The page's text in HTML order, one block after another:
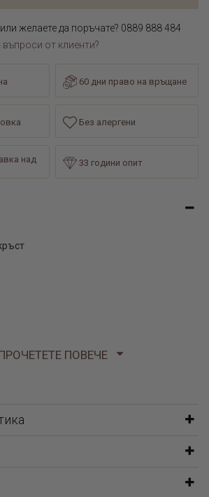
желаете да поръчате? 0889 888 484
от клиенти?
60 дни право на връщане
Без алергени
над
33 години опит
ПОВЕЧЕ